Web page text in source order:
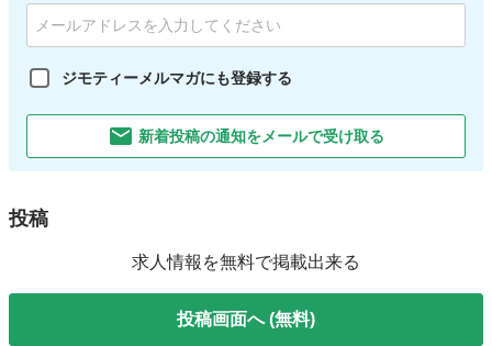
ジモティーメルマガにも登録する
新着投稿の通知をメールで受け取る
投稿
求人情報を無料で掲載出来る
投稿画面へ (無料)